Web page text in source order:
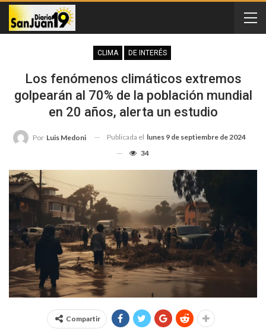
CLIMA DE INTERÉS
Los fenómenos climáticos extremos
golpearán al 70% de la población mundial
en 20 años, alerta un estudio
Por Luis Medoni Publicada el lunes 9 de septiembre de 2024
34
Compartir